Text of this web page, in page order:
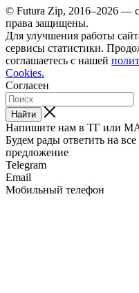
© Futura Zip, 2016–2026 —
права защищены.
Для улучшения работы
сервисы статистики.
соглашаетесь с нашей
Cookies.
Согласен
Найти
Напишите нам в ТГ или
Будем рады ответить на
предложение
Telegram
Email
Мобильный телефон